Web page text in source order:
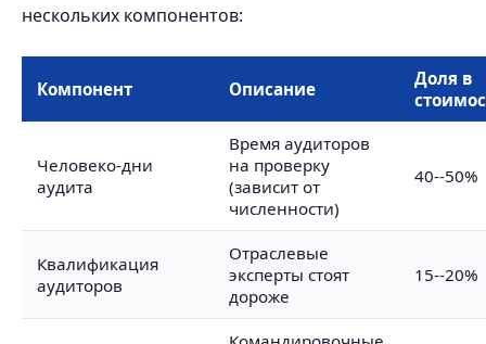
нескольких компонентов:
Компонент Описание
Доля в
Человеко-дни
аудита
Время аудиторов
на проверку
(зависит от
численности)
40--50%
Квалификация
аудиторов
Отраслевые
эксперты стоят
дороже
15--20%